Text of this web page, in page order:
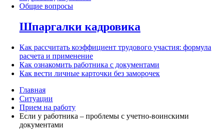
Общие вопросы
Шпаргалки кадровика
Как рассчитать коэффициент трудового участия: формула
расчета и применение
Как ознакомить работника с документами
Как вести личные карточки без заморочек
Главная
Ситуации
Прием на работу
Если у работника – проблемы с учетно-воинскими
документами